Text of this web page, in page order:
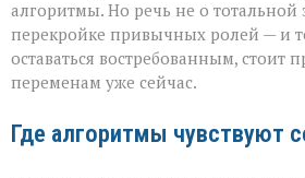
алгоритмы. Но речь не о тотальной
перекройке привычных ролей — и
оставаться востребованным, стоит
переменам уже сейчас.
Где алгоритмы чувствуют